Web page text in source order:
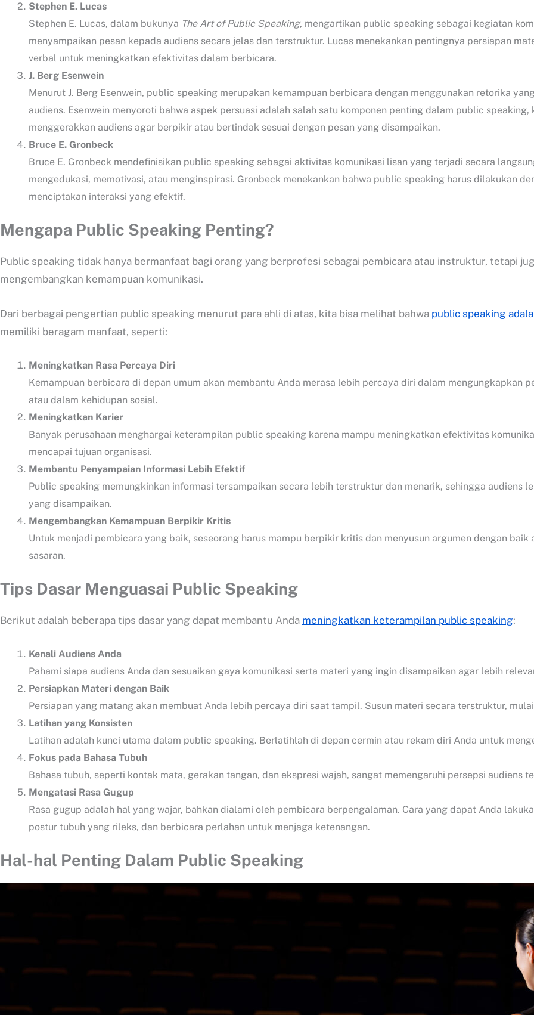
Stephen E. Lucas
Stephen E. Lucas, dalam bukunya The Art of Public Speaking, mengartikan public speaking sebagai kegiatan
menyampaikan pesan kepada audiens secara jelas dan terstruktur. Lucas menekankan pentingnya persiapan
verbal untuk meningkatkan efektivitas dalam berbicara.
J. Berg Esenwein
Menurut J. Berg Esenwein, public speaking merupakan kemampuan berbicara dengan menggunakan retorika
audiens. Esenwein menyoroti bahwa aspek persuasi adalah salah satu komponen penting dalam public
menggerakkan audiens agar berpikir atau bertindak sesuai dengan pesan yang disampaikan.
Bruce E. Gronbeck
Bruce E. Gronbeck mendefinisikan public speaking sebagai aktivitas komunikasi lisan yang terjadi secara
mengedukasi, memotivasi, atau menginspirasi. Gronbeck menekankan bahwa public speaking harus dilakukan
menciptakan interaksi yang efektif.
Mengapa Public Speaking Penting?
Public speaking tidak hanya bermanfaat bagi orang yang berprofesi sebagai pembicara atau instruktur, tetapi
mengembangkan kemampuan komunikasi.
Dari berbagai pengertian public speaking menurut para ahli di atas, kita bisa melihat bahwa public speaking
memiliki beragam manfaat, seperti:
Meningkatkan Rasa Percaya Diri
Kemampuan berbicara di depan umum akan membantu Anda merasa lebih percaya diri dalam mengungkapkan
atau dalam kehidupan sosial.
Meningkatkan Karier
Banyak perusahaan menghargai keterampilan public speaking karena mampu meningkatkan efektivitas
mencapai tujuan organisasi.
Membantu Penyampaian Informasi Lebih Efektif
Public speaking memungkinkan informasi tersampaikan secara lebih terstruktur dan menarik, sehingga audiens
yang disampaikan.
Mengembangkan Kemampuan Berpikir Kritis
Untuk menjadi pembicara yang baik, seseorang harus mampu berpikir kritis dan menyusun argumen dengan
sasaran.
Tips Dasar Menguasai Public Speaking
Berikut adalah beberapa tips dasar yang dapat membantu Anda meningkatkan keterampilan public speaking:
Kenali Audiens Anda
Pahami siapa audiens Anda dan sesuaikan gaya komunikasi serta materi yang ingin disampaikan agar lebih
Persiapkan Materi dengan Baik
Persiapan yang matang akan membuat Anda lebih percaya diri saat tampil. Susun materi secara terstruktur,
Latihan yang Konsisten
Latihan adalah kunci utama dalam public speaking. Berlatihlah di depan cermin atau rekam diri Anda untuk
Fokus pada Bahasa Tubuh
Bahasa tubuh, seperti kontak mata, gerakan tangan, dan ekspresi wajah, sangat memengaruhi persepsi audiens
Mengatasi Rasa Gugup
Rasa gugup adalah hal yang wajar, bahkan dialami oleh pembicara berpengalaman. Cara yang dapat Anda
postur tubuh yang rileks, dan berbicara perlahan untuk menjaga ketenangan.
Hal-hal Penting Dalam Public Speaking